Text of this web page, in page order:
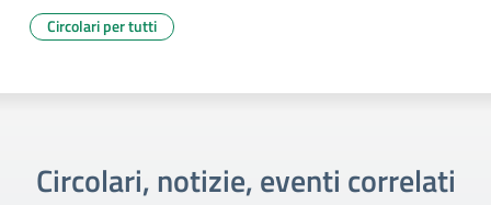
Circolari per tutti
Circolari, notizie, eventi correlati